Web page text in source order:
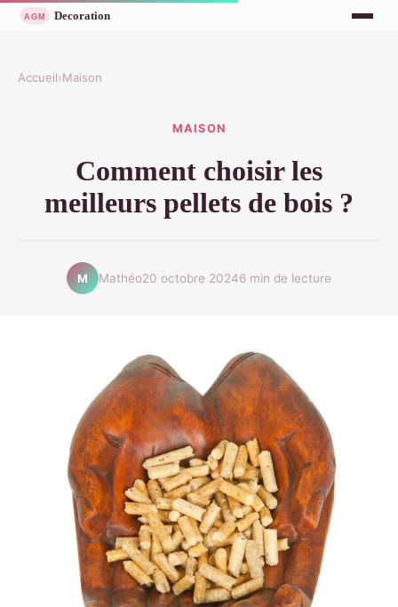
Accueil›Maison
MAISON
Comment choisir les
meilleurs pellets de bois ?
M Mathéo20 octobre 20246 min de lecture